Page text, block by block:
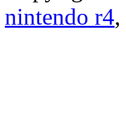
nintendo r4,